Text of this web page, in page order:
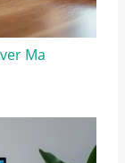
Ma